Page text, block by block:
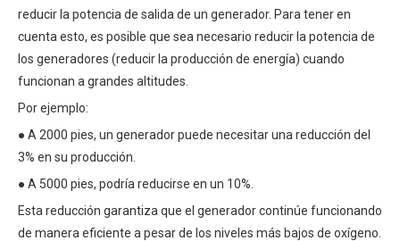
reducir la potencia de salida de un generador. Para tener en
cuenta esto, es posible que sea necesario reducir la potencia de
los generadores (reducir la producción de energía) cuando
funcionan a grandes altitudes.
Por ejemplo:
● A 2000 pies, un generador puede necesitar una reducción del
3% en su producción.
● A 5000 pies, podría reducirse en un 10%.
Esta reducción garantiza que el generador continúe funcionando
de manera eficiente a pesar de los niveles más bajos de oxígeno.